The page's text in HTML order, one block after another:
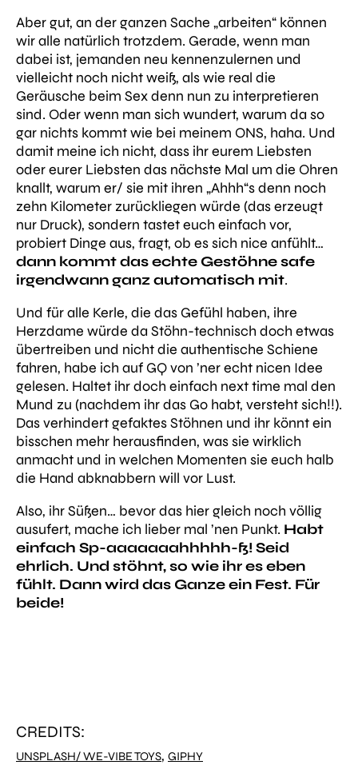
Aber gut, an der ganzen Sache „arbeiten“ können
wir alle natürlich trotzdem. Gerade, wenn man
dabei ist, jemanden neu kennenzulernen und
vielleicht noch nicht weiß, als wie real die
Geräusche beim Sex denn nun zu interpretieren
sind. Oder wenn man sich wundert, warum da so
gar nichts kommt wie bei meinem ONS, haha. Und
damit meine ich nicht, dass ihr eurem Liebsten
oder eurer Liebsten das nächste Mal um die Ohren
knallt, warum er/ sie mit ihren „Ahhh“s denn noch
zehn Kilometer zurückliegen würde (das erzeugt
nur Druck), sondern tastet euch einfach vor,
probiert Dinge aus, fragt, ob es sich nice anfühlt…
dann kommt das echte Gestöhne safe
irgendwann ganz automatisch mit.
Und für alle Kerle, die das Gefühl haben, ihre
Herzdame würde da Stöhn-technisch doch etwas
übertreiben und nicht die authentische Schiene
fahren, habe ich auf GQvon ’ner echt nicen Idee
gelesen. Haltet ihr doch einfach next time mal den
Mund zu (nachdem ihr das Go habt, versteht sich!!).
Das verhindert gefaktes Stöhnen und ihr könnt ein
bisschen mehr herausfinden, was sie wirklich
anmacht und in welchen Momenten sie euch halb
die Hand abknabbern will vor Lust.
Also, ihr Süßen… bevor das hier gleich noch völlig
ausufert, mache ich lieber mal ’nen Punkt. Habt
einfach Sp-aaaaaaahhhhh-ß! Seid
ehrlich. Und stöhnt, so wie ihr es eben
fühlt. Dann wird das Ganze ein Fest. Für
beide!
CREDITS:
UNSPLASH/ WE-VIBE TOYS, GIPHY